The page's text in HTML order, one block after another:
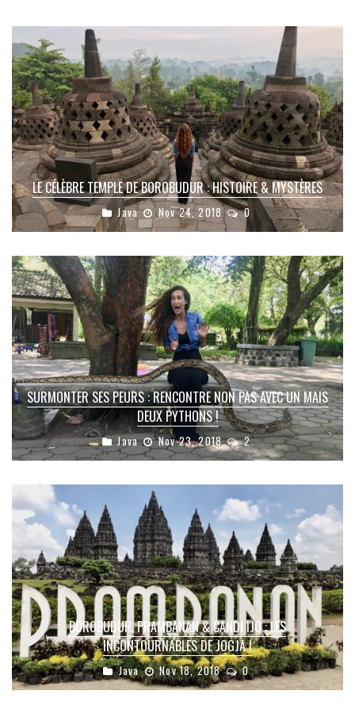
LE CÉLÈBRE TEMPLE DE BOROBUDUR : HISTOIRE & MYSTÈRES
Java Nov 24, 2018 0
SURMONTER SES PEURS : RENCONTRE NON PAS AVEC UN MAIS
DEUX PYTHONS !
Java Nov 23, 2018 2
BOROBUDUR, PRAMBANAN & CANDI IJO : LES
INCONTOURNABLES DE JOGJA !
Java Nov 18, 2018 0